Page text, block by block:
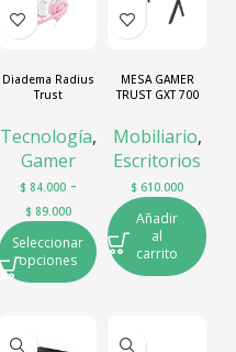
Diadema Radius
Trust
Tecnología,
Gamer
$84.000 -
$89.000
Seleccionar
opciones
MESA GAMER
TRUST GXT 700
Mobiliario,
Escritorios
$ 610.000
Añadir
al
carrito